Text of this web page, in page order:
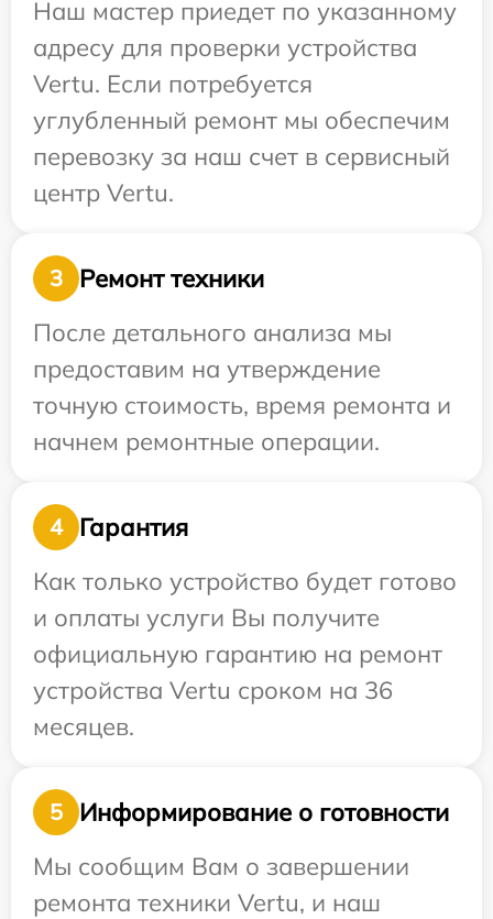
Наш мастер приедет по указанному
адресу для проверки устройства
Vertu. Если потребуется
углубленный ремонт мы обеспечим
перевозку за наш счет в сервисный
центр Vertu.
3
Ремонт техники
После детального анализа мы
предоставим на утверждение
точную стоимость, время ремонта и
начнем ремонтные операции.
4
Гарантия
Как только устройство будет готово
и оплаты услуги Вы получите
официальную гарантию на ремонт
устройства Vertu сроком на 36
месяцев.
5
Информирование о готовности
Мы сообщим Вам о завершении
ремонта техники Vertu, и наш